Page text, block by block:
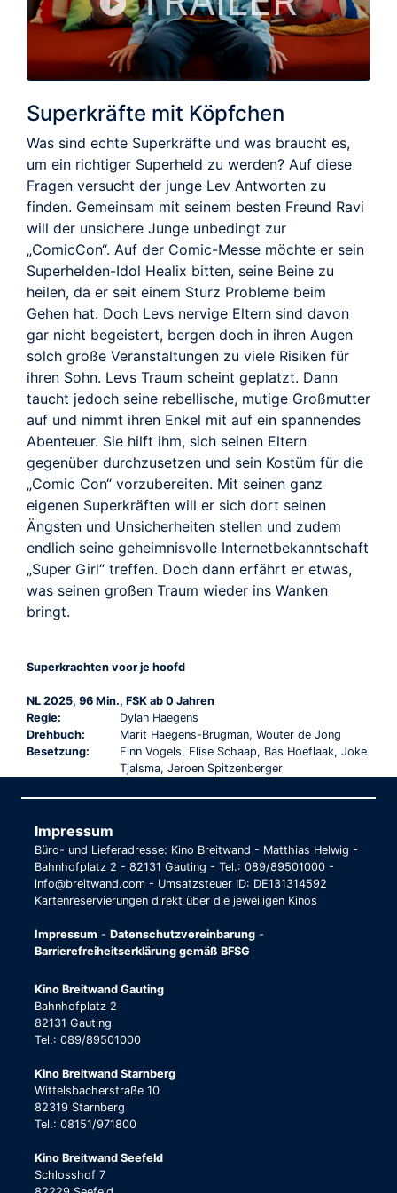
Superkräfte mit Köpfchen
Was sind echte Superkräfte und was braucht es,
um ein richtiger Superheld zu werden? Auf diese
Fragen versucht der junge Lev Antworten zu
finden. Gemeinsam mit seinem besten Freund Ravi
will der unsichere Junge unbedingt zur
„ComicCon“. Auf der Comic-Messe möchte er sein
Superhelden-Idol Healix bitten, seine Beine zu
heilen, da er seit einem Sturz Probleme beim
Gehen hat. Doch Levs nervige Eltern sind davon
gar nicht begeistert, bergen doch in ihren Augen
solch große Veranstaltungen zu viele Risiken für
ihren Sohn. Levs Traum scheint geplatzt. Dann
taucht jedoch seine rebellische, mutige Großmutter
auf und nimmt ihren Enkel mit auf ein spannendes
Abenteuer. Sie hilft ihm, sich seinen Eltern
gegenüber durchzusetzen und sein Kostüm für die
„Comic Con“ vorzubereiten. Mit seinen ganz
eigenen Superkräften will er sich dort seinen
Ängsten und Unsicherheiten stellen und zudem
endlich seine geheimnisvolle Internetbekanntschaft
„Super Girl“ treffen. Doch dann erfährt er etwas,
was seinen großen Traum wieder ins Wanken
bringt.
Superkrachten voor je hoofd
NL 2025, 96 Min., FSK ab 0 Jahren
Regie:
Dylan Haegens
Drehbuch:
Marit Haegens-Brugman, Wouter de Jong
Besetzung:
Finn Vogels, Elise Schaap, Bas Hoeflaak, Joke
Tjalsma, Jeroen Spitzenberger
Impressum
Büro- und Lieferadresse: Kino Breitwand - Matthias Helwig -
Bahnhofplatz 2 - 82131 Gauting - Tel.: 089/89501000 -
info@breitwand.com - Umsatzsteuer ID: DE131314592
Kartenreservierungen direkt über die jeweiligen Kinos
Impressum - Datenschutzvereinbarung -
Barrierefreiheitserklärung gemäß BFSG
Kino Breitwand Gauting
Bahnhofplatz 2
82131 Gauting
Tel.: 089/89501000
Kino Breitwand Starnberg
Wittelsbacherstraße 10
82319 Starnberg
Tel.: 08151/971800
Kino Breitwand Seefeld
Schlosshof 7